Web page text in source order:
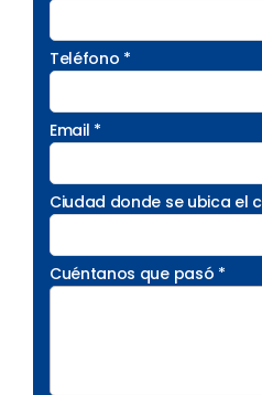
Teléfono *
Email *
Ciudad donde se ubica el
Cuéntanos que pasó *